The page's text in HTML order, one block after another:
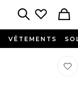
VÊTEMENTS